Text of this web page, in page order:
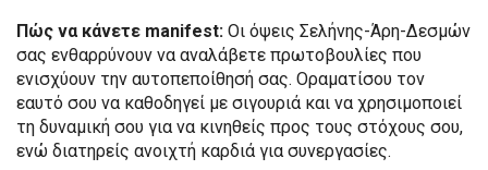
Πώς να κάνετε manifest: Οι όψεις Σελήνης-Άρη-Δεσμών
σας ενθαρρύνουν να αναλάβετε πρωτοβουλίες που
ενισχύουν την αυτοπεποίθησή σας. Οραματίσου τον
εαυτό σου να καθοδηγεί με σιγουριά και να χρησιμοποιεί
τη δυναμική σου για να κινηθείς προς τους στόχους σου,
ενώ διατηρείς ανοιχτή καρδιά για συνεργασίες.